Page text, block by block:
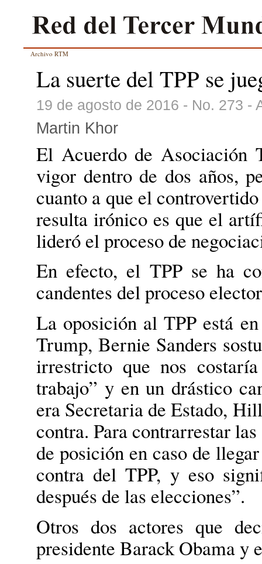
Archivo RTM
La suerte del TPP se
19 de agosto de 2016 - No. 273 -
Martin Khor
El Acuerdo de Asociación
vigor dentro de dos años,
cuanto a que el
resulta irónico es que el
lideró el proceso de
En efecto, el TPP se ha
candentes del proceso
La oposición al TPP está
Trump, Bernie Sanders
irrestricto que nos
trabajo” y en un drástico
era Secretaria de Estado,
contra. Para contrarrestar
de posición en caso de
contra del TPP, y eso
después de las elecciones”.
Otros dos actores que
presidente Barack Obama y